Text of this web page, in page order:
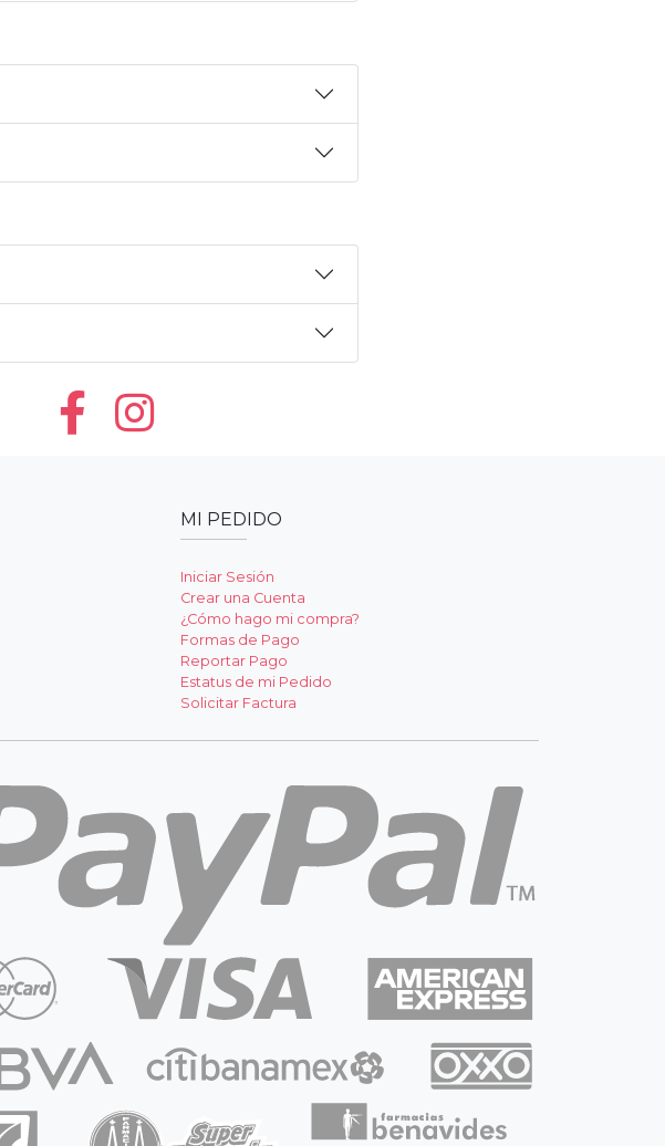
MI PEDIDO
Iniciar Sesión
Crear una Cuenta
¿Cómo hago mi compra?
Formas de Pago
Reportar Pago
Estatus de mi Pedido
Solicitar Factura